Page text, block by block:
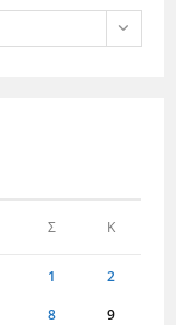
Σ Κ
1 2
8 9